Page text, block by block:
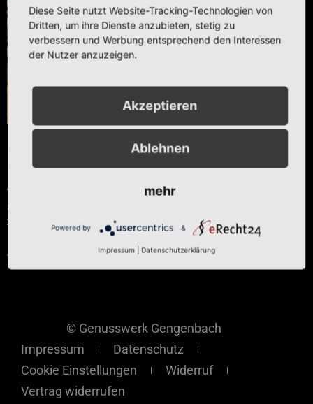
Olivenöl
Ab
Enthält 7% reduzierte MwSt.
zzgl.
Versand
Ausführung wählen
© Genusswerk Gengenbach
Impressum
Datenschutz
Cookie Einstellungen
Widerruf
Vertrag widerrufen
Diese Seite nutzt Website-Tracking-Technologien von
Dritten, um ihre Dienste anzubieten, stetig zu
verbessern und Werbung entsprechend den Interessen
der Nutzer anzuzeigen.
Akzeptieren
Ablehnen
mehr
Powered by &
Impressum Datenschutzerklärung